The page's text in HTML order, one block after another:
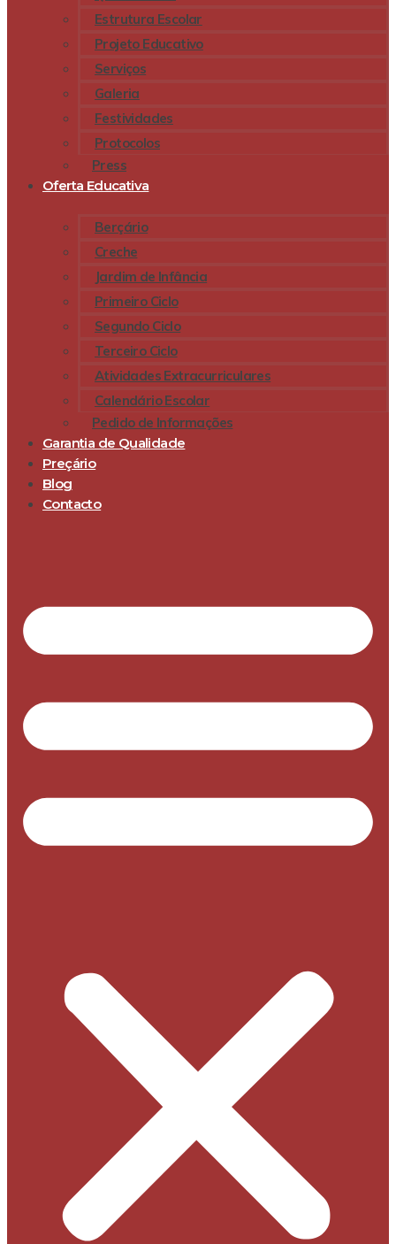
Estrutura Escolar
Projeto Educativo
Serviços
Galeria
Festividades
Protocolos
Press
Oferta Educativa
Berçário
Creche
Jardim de Infância
Primeiro Ciclo
Segundo Ciclo
Terceiro Ciclo
Atividades Extracurriculares
Calendário Escolar
Pedido de Informações
Garantia de Qualidade
Preçário
Blog
Contacto